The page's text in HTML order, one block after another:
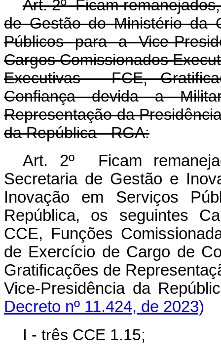
Art. 2º Ficam
de Gestão do Ministério da
Públicos para a Vice-
Cargos Comissionados
Executivas - FCE,
Confiança devida a
Representação da
da República - RGA:
Art. 2º Ficam
Secretaria de Gestão e
Inovação em Serviços
República, os seguintes
CCE, Funções
de Exercício de Cargo de
Gratificações de
Vice-Presidência da
Decreto nº 11.424, de 2023)
I - três CCE 1.15;